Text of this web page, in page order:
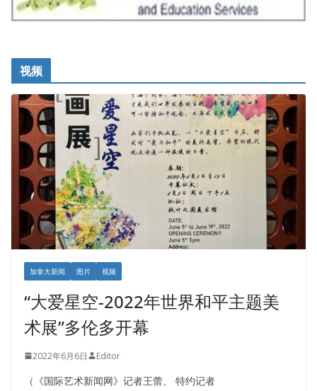
视频
加拿大新闻 图片 视频
“大爱星空-2022年世界和平主题美
术展”多伦多开幕
2022年6月6日 Editor
（《国际艺术新闻网》记者王蕾、 特约记者